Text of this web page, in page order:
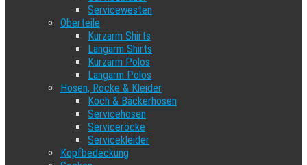
Servicewesten
Oberteile
Kurzarm Shirts
Langarm Shirts
Kurzarm Polos
Langarm Polos
Hosen, Röcke & Kleider
Koch & Bäckerhosen
Servicehosen
Serviceröcke
Servicekleider
Kopfbedeckung